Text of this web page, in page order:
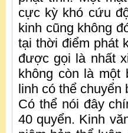
cực kỳ khó cứu
kinh cũng không
tại thời điểm phát
được gọi là nhất
không còn là một
linh có thể chuyển
Có thể nói đây
40 quyển. Kinh